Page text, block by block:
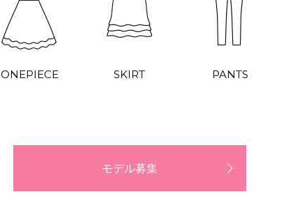
ONEPIECE SKIRT PANTS
モデル募集